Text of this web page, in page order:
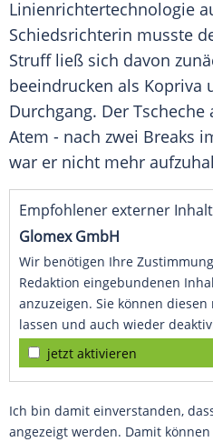
Linienrichtertechnologie
Schiedsrichterin musste
Struff ließ sich davon
beeindrucken als Kopriva
Durchgang. Der
Atem - nach zwei Breaks
war er nicht mehr
Empfohlener externer
Glomex GmbH
Wir benötigen Ihre
Redaktion eingebundenen
anzuzeigen. Sie können
lassen und auch wieder
jetzt aktivieren
Ich bin damit einverstanden,
angezeigt werden. Damit